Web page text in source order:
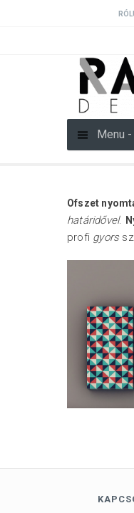
Menu -
Ofszet
határidővel.
profi gyors